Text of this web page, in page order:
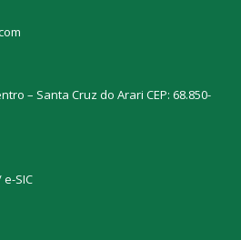
– Santa Cruz do Arari CEP: 68.850-
SIC